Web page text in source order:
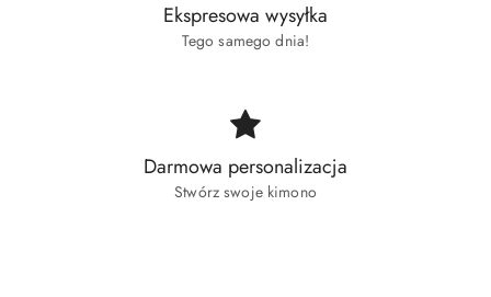
Ekspresowa wysyłka
Tego samego dnia!
Darmowa personalizacja
Stwórz swoje kimono